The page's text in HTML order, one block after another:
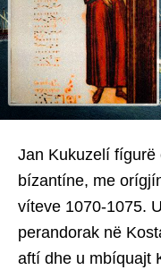
Jan Kukuzelí
bízantíne, me
víteve 1070-1075.
perandorak në
aftí dhe u mbíquajt